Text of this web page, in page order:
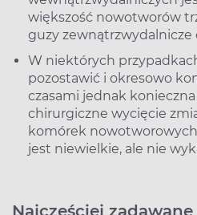
większość nowotworów
guzy zewnątrzwydalnicze
W niektórych
pozostawić i okresowo
czasami jednak
chirurgiczne wycięcie
komórek
jest niewielkie, ale nie
Najczęściej